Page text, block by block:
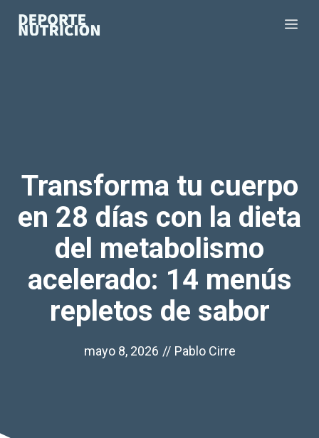
Transforma tu cuerpo
en 28 días con la dieta
del metabolismo
acelerado: 14 menús
repletos de sabor
mayo 8, 2026 // Pablo Cirre